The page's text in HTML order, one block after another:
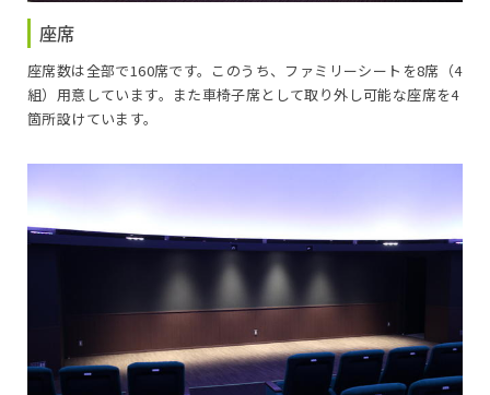
座席
座席数は全部で160席です。このうち、ファミリーシートを8席（4
組）用意しています。また車椅子席として取り外し可能な座席を4
箇所設けています。